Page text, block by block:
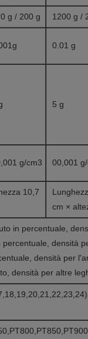
g / 200 g 1200 g /
0.01 g
5 g
g/cm3 00,001
10,7
cm ×
in percentuale,
percentuale, densità
densità per
densità per altre